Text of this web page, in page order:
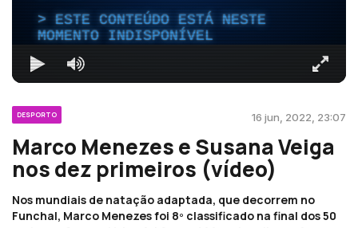
ESTE CONTEÚDO ESTÁ NESTE
MOMENTO INDISPONÍVEL
DESPORTO 16 jun, 2022, 23:07
Marco Menezes e Susana Veiga
nos dez primeiros (vídeo)
Nos mundiais de natação adaptada, que decorrem no
Funchal, Marco Menezes foi 8º classificado na final dos 50